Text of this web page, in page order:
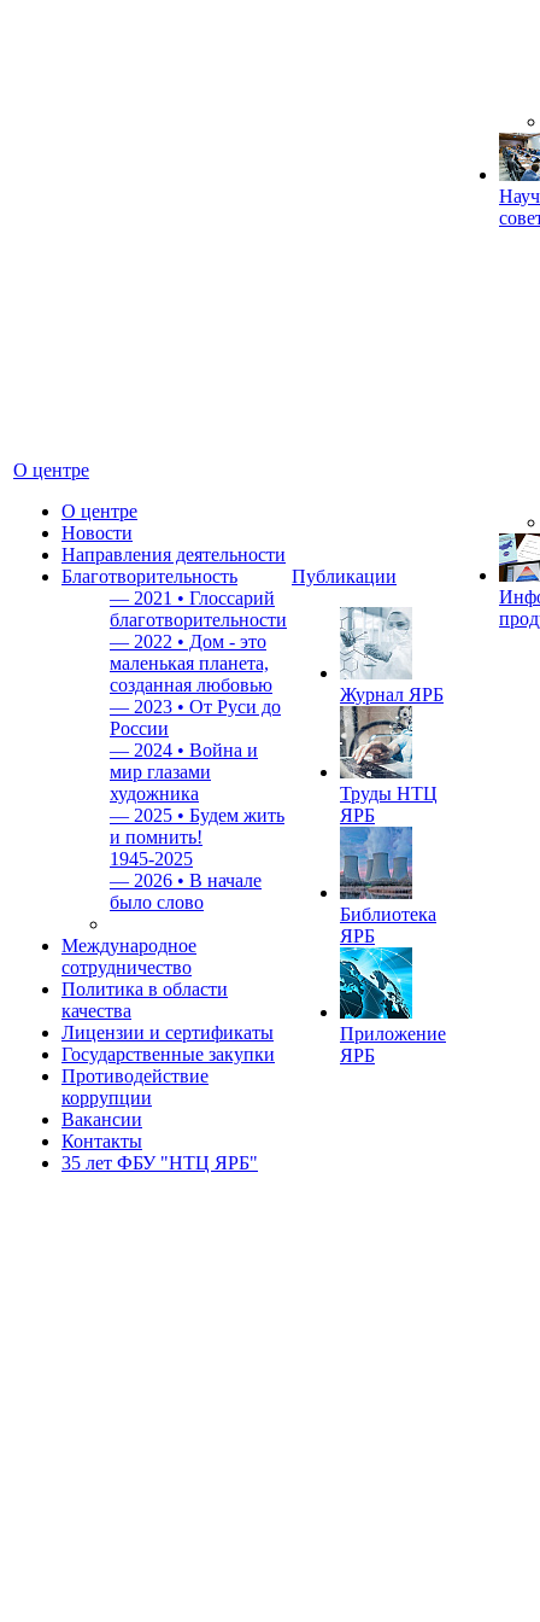
О центре
О центре
Новости
Направления деятельности
Благотворительность
— 2021 • Глоссарий
благотворительности
— 2022 • Дом - это
маленькая планета,
созданная любовью
— 2023 • От Руси до
России
— 2024 • Война и
мир глазами
художника
— 2025 • Будем жить
и помнить!
1945-2025
— 2026 • В начале
было слово
Международное
сотрудничество
Политика в области
качества
Лицензии и сертификаты
Государственные закупки
Противодействие
коррупции
Вакансии
Контакты
35 лет ФБУ "НТЦ ЯРБ"
Публикации
Журнал ЯРБ
Труды НТЦ
ЯРБ
Библиотека
ЯРБ
Приложение
ЯРБ